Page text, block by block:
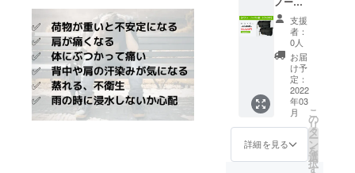
ラー等
で、お
届け時
期が遅
れる場
合があ
りま
す。"
状況、
使用部
材の供
給状
況、製
造工程
上の都
合等に
より出
荷時期
が遅れ
る場合
F ※リ
ターン
価格は
税込・
送料無
料にな
りま
す。 ※
デザイ
ン・仕
様は変
更にな
ル割
30％OF
【MOK
K モッ
ク】2個
MOKK
×2点
［一般
販売予
定価格
47,600
支援
者：
0人
お届
け予
定：
2022
年03
月
詳細を見る
こ
の
リ
タ
ー
ン
を
選
択
す